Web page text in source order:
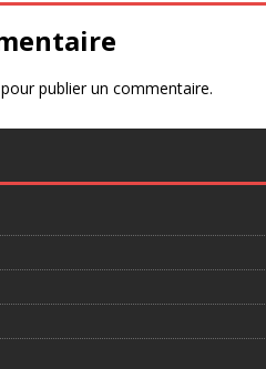
publier un commentaire.